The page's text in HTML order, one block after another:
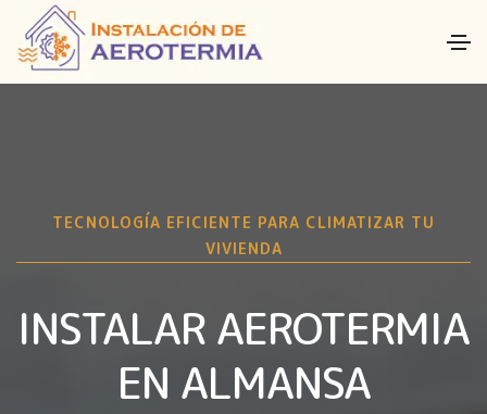
TECNOLOGÍA EFICIENTE PARA CLIMATIZAR TU
VIVIENDA
INSTALAR AEROTERMIA
EN ALMANSA